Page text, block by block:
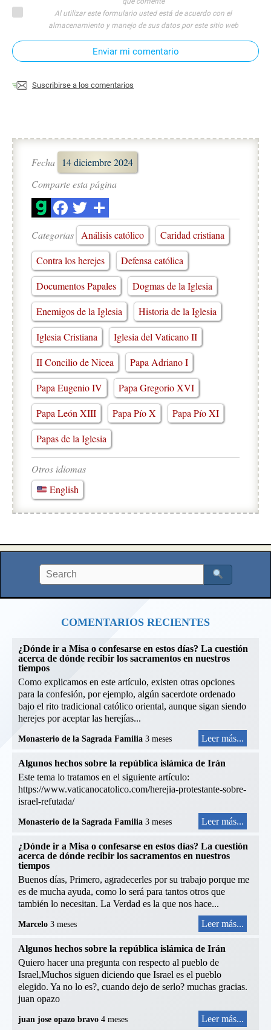
Al utilizar este formulario usted está de acuerdo con el
almacenamiento y manejo de sus datos por este sitio web
Enviar mi comentario
Suscribirse a los comentarios
Fecha
14 diciembre 2024
Comparte esta página
Categorias Análisis católico
Caridad cristiana
Contra los herejes
Defensa católica
Documentos Papales
Dogmas de la Iglesia
Enemigos de la Iglesia
Historia de la Iglesia
Iglesia Cristiana
Iglesia del Vaticano II
II Concilio de Nicea
Papa Adriano I
Papa Eugenio IV
Papa Gregorio XVI
Papa León XIII
Papa Pío X
Papa Pío XI
Papas de la Iglesia
Otros idiomas
English
COMENTARIOS RECIENTES
¿Dónde ir a Misa o confesarse en estos días? La cuestión
acerca de dónde recibir los sacramentos en nuestros
tiempos
Como explicamos en este artículo, existen otras opciones
para la confesión, por ejemplo, algún sacerdote ordenado
bajo el rito tradicional católico oriental, aunque sigan siendo
herejes por aceptar las herejías...
Monasterio de la Sagrada Familia 3 meses Leer más...
Algunos hechos sobre la república islámica de Irán
Este tema lo tratamos en el siguiente artículo:
https://www.vaticanocatolico.com/herejia-protestante-sobre-
israel-refutada/
Monasterio de la Sagrada Familia 3 meses Leer más...
¿Dónde ir a Misa o confesarse en estos días? La cuestión
acerca de dónde recibir los sacramentos en nuestros
tiempos
Buenos días, Primero, agradecerles por su trabajo porque me
es de mucha ayuda, como lo será para tantos otros que
también lo necesitan. La Verdad es la que nos hace...
Marcelo 3 meses Leer más...
Algunos hechos sobre la república islámica de Irán
Quiero hacer una pregunta con respecto al pueblo de
Israel,Muchos siguen diciendo que Israel es el pueblo
elegido. Ya no lo es?, cuando dejo de serlo? muchas gracias.
juan opazo
juan jose opazo bravo 4 meses Leer más...